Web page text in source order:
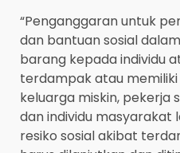
“Penganggaran untuk
dan bantuan sosial
barang kepada individu
terdampak atau
keluarga miskin,
dan individu masyarakat
resiko sosial akibat